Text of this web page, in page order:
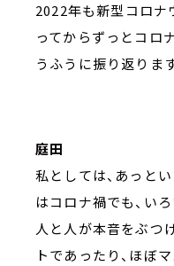
2022年も新型コロナ
ってからずっとコロ
うふうに振り返りま
庭田
私としては、あっと
はコロナ禍でも、い
人と人が本音をぶつ
トであったり、ほぼ